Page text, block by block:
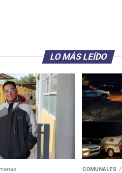
LO MÁS LEÍDO
COMUNALES